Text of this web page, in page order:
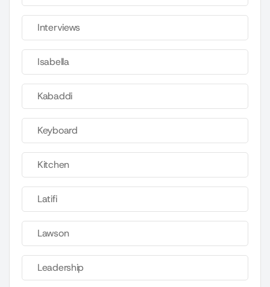
Interviews
Isabella
Kabaddi
Keyboard
Kitchen
Latifi
Lawson
Leadership